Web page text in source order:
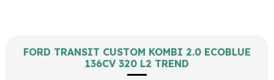
FORD TRANSIT CUSTOM KOMBI 2.0 ECOBLUE
136CV 320 L2 TREND